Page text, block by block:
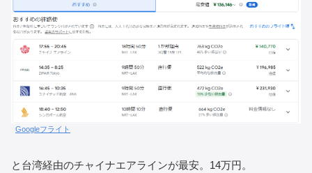
Googleフライト
と台湾経由のチャイナエアラインが最安。14万円。